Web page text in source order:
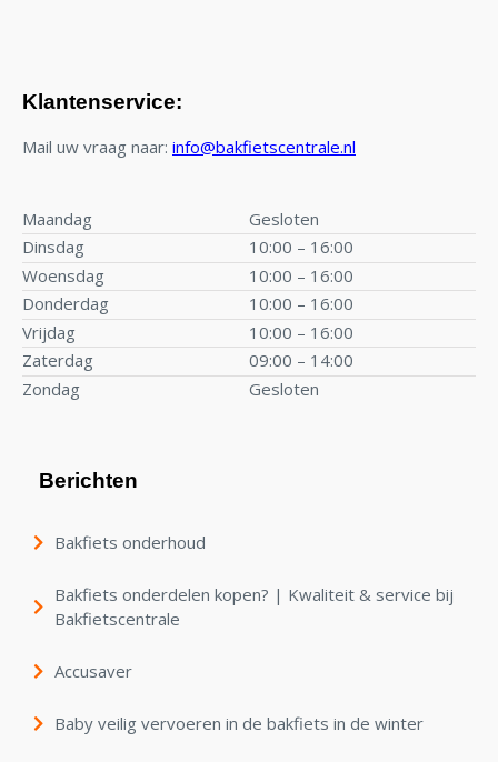
Klantenservice:
Mail uw vraag naar: info@bakfietscentrale.nl
Maandag
Gesloten
Dinsdag
10:00 – 16:00
Woensdag
10:00 – 16:00
Donderdag
10:00 – 16:00
Vrijdag
10:00 – 16:00
Zaterdag
09:00 – 14:00
Zondag
Gesloten
Berichten
Bakfiets onderhoud
Bakfiets onderdelen kopen? | Kwaliteit & service bij
Bakfietscentrale
Accusaver
Baby veilig vervoeren in de bakfiets in de winter